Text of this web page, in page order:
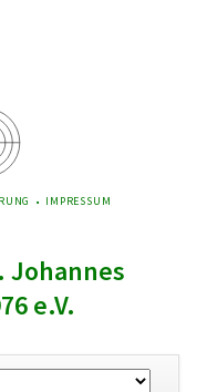
IMPRESSUM
Johannes
e.V.